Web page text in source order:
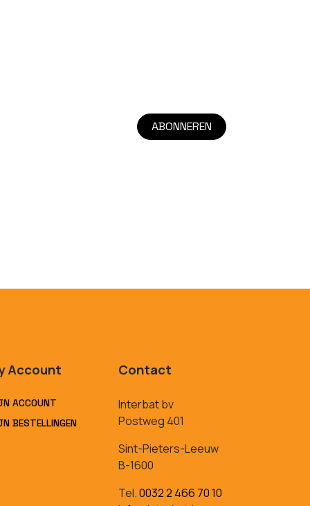
ABONNEREN
Account
ACCOUNT
BESTELLINGEN
Contact
Interbat bv
Postweg 401
Sint-Pieters-Leeuw
B-1600
Tel.0032 2 466 70 10